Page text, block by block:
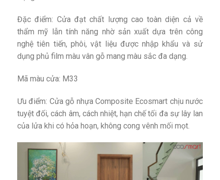
Đặc điểm: Cửa đạt chất lượng cao toàn diện cả về
thẩm mỹ lẫn tính năng nhờ sản xuất dựa trên công
nghệ tiên tiến, phôi, vật liệu được nhập khẩu và sử
dụng phủ film màu vân gỗ mang màu sắc đa dạng.
Mã màu cửa: M33
Ưu điểm: Cửa gỗ nhựa Composite Ecosmart chịu nước
tuyệt đối, cách âm, cách nhiệt, hạn chế tối đa sự lây lan
của lửa khi có hỏa hoạn, không cong vênh mối mọt.